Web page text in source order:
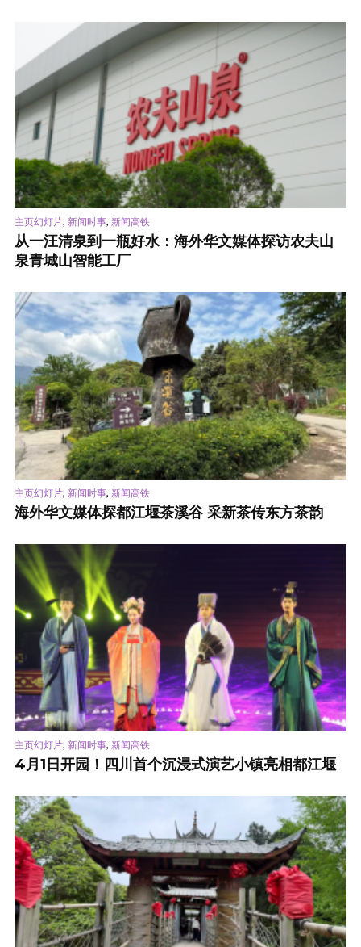
主页幻灯片, 新闻时事, 新闻高铁
从一汪清泉到一瓶好水：海外华文媒体探访农夫山
泉青城山智能工厂
主页幻灯片, 新闻时事, 新闻高铁
海外华文媒体探都江堰茶溪谷 采新茶传东方茶韵
主页幻灯片, 新闻时事, 新闻高铁
4月1日开园！四川首个沉浸式演艺小镇亮相都江堰